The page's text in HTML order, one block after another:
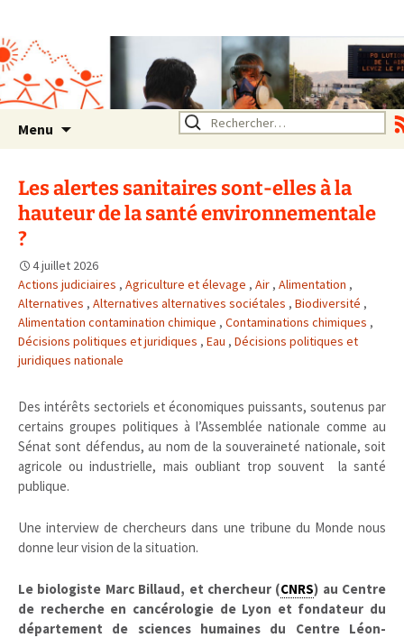
Rhône Alpes
Un environnement sain pour
la santé de tous
Menu Rechercher :
Les alertes sanitaires sont-elles à la
hauteur de la santé environnementale
?
4 juillet 2026
Actions judiciaires , Agriculture et élevage , Air , Alimentation ,
Alternatives , Alternatives alternatives sociétales , Biodiversité ,
Alimentation contamination chimique , Contaminations chimiques ,
Décisions politiques et juridiques , Eau , Décisions politiques et
juridiques nationale
Des intérêts sectoriels et économiques puissants, soutenus par
certains groupes politiques à l’Assemblée nationale comme au
Sénat sont défendus, au nom de la souveraineté nationale, soit
agricole ou industrielle, mais oubliant trop souvent la santé
publique.
Une interview de chercheurs dans une tribune du Monde nous
donne leur vision de la situation.
Le biologiste Marc Billaud, et chercheur (CNRS) au Centre
de recherche en cancérologie de Lyon et fondateur du
département de sciences humaines du Centre Léon-